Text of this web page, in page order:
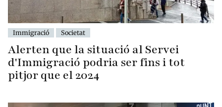
Immigració Societat
Alerten que la situació al Servei
d'Immigració podria ser fins i tot
pitjor que el 2024